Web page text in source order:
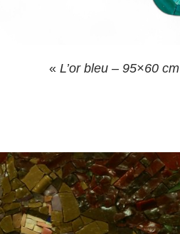
«L’or bleu – 95×60 cm